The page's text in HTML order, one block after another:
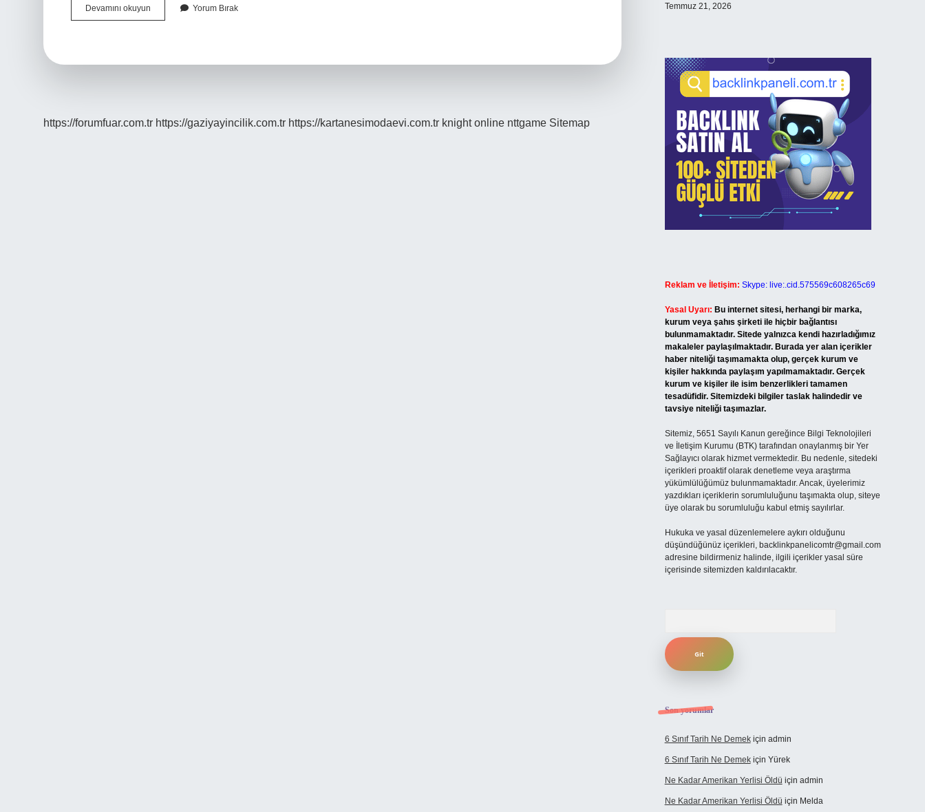
Devamını okuyun Çocuklar
Için
Yorum Bırak
https://forumfuar.com.tr https://gaziyayincilik.com.tr https://kartanesimodaevi.com.tr knight online nttgame Sitemap
Temmuz 21, 2026
Reklam ve İletişim: Skype: live:.cid.575569c608265c69
Yasal Uyarı: Bu internet sitesi, herhangi bir marka,
kurum veya şahıs şirketi ile hiçbir bağlantısı
bulunmamaktadır. Sitede yalnızca kendi hazırladığımız
makaleler paylaşılmaktadır. Burada yer alan içerikler
haber niteliği taşımamakta olup, gerçek kurum ve
kişiler hakkında paylaşım yapılmamaktadır. Gerçek
kurum ve kişiler ile isim benzerlikleri tamamen
tesadüfidir. Sitemizdeki bilgiler taslak halindedir ve
tavsiye niteliği taşımazlar.
Sitemiz, 5651 Sayılı Kanun gereğince Bilgi Teknolojileri
ve İletişim Kurumu (BTK) tarafından onaylanmış bir Yer
Sağlayıcı olarak hizmet vermektedir. Bu nedenle, sitedeki
içerikleri proaktif olarak denetleme veya araştırma
yükümlülüğümüz bulunmamaktadır. Ancak, üyelerimiz
yazdıkları içeriklerin sorumluluğunu taşımakta olup, siteye
üye olarak bu sorumluluğu kabul etmiş sayılırlar.
Hukuka ve yasal düzenlemelere aykırı olduğunu
düşündüğünüz içerikleri, backlinkpanelicomtr@gmail.com
adresine bildirmeniz halinde, ilgili içerikler yasal süre
içerisinde sitemizden kaldırılacaktır.
Son yorumlar
6 Sınıf Tarih Ne Demekiçin admin
6 Sınıf Tarih Ne Demekiçin Yürek
Ne Kadar Amerikan Yerlisi Öldü için admin
Ne Kadar Amerikan Yerlisi Öldü için Melda